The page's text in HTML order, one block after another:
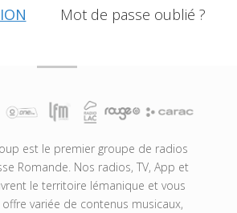
Mot de passe oublié ?
est le premier groupe de radios
Romande. Nos radios, TV, App et
le territoire lémanique et vous
variée de contenus musicaux,